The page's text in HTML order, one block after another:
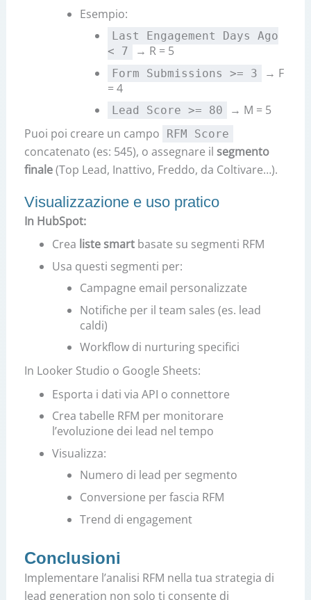
Esempio:
Last Engagement Days Ago
< 7
→ R = 5
Form Submissions >= 3
→ F
= 4
Lead Score >= 80
→ M = 5
Puoi poi creare un campo
RFM Score
concatenato (es: 545), o assegnare il segmento
finale(Top Lead, Inattivo, Freddo, da Coltivare…).
Visualizzazione e uso pratico
In HubSpot:
Crea liste smartbasate su segmenti RFM
Usa questi segmenti per:
Campagne email personalizzate
Notifiche per il team sales (es. lead
caldi)
Workflow di nurturing specifici
In Looker Studio o Google Sheets:
Esporta i dati via API o connettore
Crea tabelle RFM per monitorare
l’evoluzione dei lead nel tempo
Visualizza:
Numero di lead per segmento
Conversione per fascia RFM
Trend di engagement
Conclusioni
Implementare l’analisi RFM nella tua strategia di
lead generation non solo ti consente di